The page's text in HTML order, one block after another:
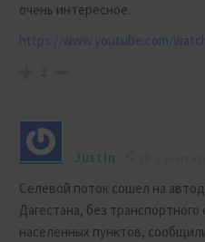
очень интересное.
https://www.youtube.com/
2
Justin
Селевой поток сошел на
Дагестана, без
населенных пунктов,